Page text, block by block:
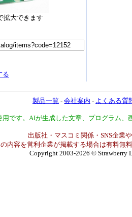
拡大できます
る
製品一覧 - 会社案内 - よくある質
です。AIが生成した文章、プログラム
出版社・マスコミ関係・SNS企業
内容を営利企業が掲載する場合は有料無
Copyright 2003-2026 © Strawberry